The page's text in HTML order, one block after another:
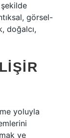
görsel-
doğalcı,
yoluyla
ve